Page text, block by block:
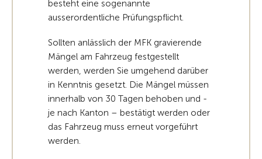
besteht eine sogenannte
ausserordentliche Prüfungspflicht.
Sollten anlässlich der MFK gravierende
Mängel am Fahrzeug festgestellt
werden, werden Sie umgehend darüber
in Kenntnis gesetzt. Die Mängel müssen
innerhalb von 30 Tagen behoben und -
je nach Kanton – bestätigt werden oder
das Fahrzeug muss erneut vorgeführt
werden.